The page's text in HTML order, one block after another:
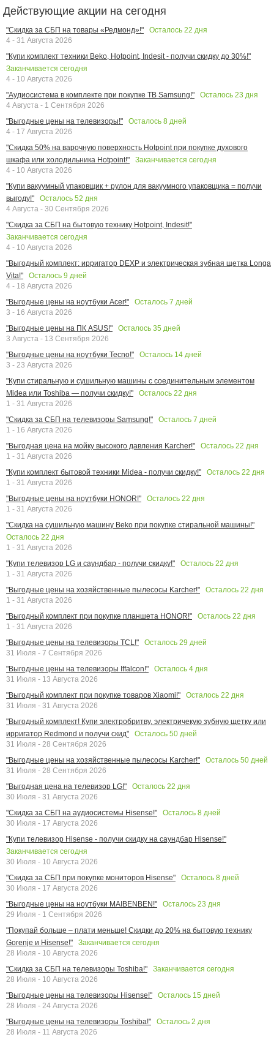
Действующие акции на сегодня
"Скидка за СБП на товары «Редмонд»!" Осталось 22 дня
4 - 31 Августа 2026
"Купи комплект техники Beko, Hotpoint, Indesit - получи скидку до 30%!"
Заканчивается сегодня
4 - 10 Августа 2026
"Аудиосистема в комплекте при покупке ТВ Samsung!"
Осталось 23 дня
4 Августа - 1 Сентября 2026
"Выгодные цены на телевизоры!"
Осталось 8 дней
4 - 17 Августа 2026
"Скидка 50% на варочную поверхность Hotpoint при покупке духового
шкафа или холодильника Hotpoint!"
Заканчивается сегодня
4 - 10 Августа 2026
"Купи вакуумный упаковщик + рулон для вакуумного упаковщика = получи
выгоду!"
Осталось 52 дня
4 Августа - 30 Сентября 2026
"Скидка за СБП на бытовую технику Hotpoint, Indesit!"
Заканчивается сегодня
4 - 10 Августа 2026
"Выгодный комплект: ирригатор DEXP и электрическая зубная щетка Longa
Vita!"
Осталось 9 дней
4 - 18 Августа 2026
"Выгодные цены на ноутбуки Acer!"
Осталось 7 дней
3 - 16 Августа 2026
"Выгодные цены на ПК ASUS!"
Осталось 35 дней
3 Августа - 13 Сентября 2026
"Выгодные цены на ноутбуки Tecno!"
Осталось 14 дней
3 - 23 Августа 2026
"Купи стиральную и сушильную машины с соединительным элементом
Midea или Toshiba — получи скидку!"
Осталось 22 дня
1 - 31 Августа 2026
"Скидка за СБП на телевизоры Samsung!"
Осталось 7 дней
1 - 16 Августа 2026
"Выгодная цена на мойку высокого давления Karcher!"
Осталось 22 дня
1 - 31 Августа 2026
"Купи комплект бытовой техники Midea - получи скидку!"
Осталось 22 дня
1 - 31 Августа 2026
"Выгодные цены на ноутбуки HONOR!"
Осталось 22 дня
1 - 31 Августа 2026
"Скидка на сушильную машину Beko при покупке стиральной машины!"
Осталось 22 дня
1 - 31 Августа 2026
"Купи телевизор LG и саундбар - получи скидку!"
Осталось 22 дня
1 - 31 Августа 2026
"Выгодные цены на хозяйственные пылесосы Karcher!"
Осталось 22 дня
1 - 31 Августа 2026
"Выгодный комплект при покупке планшета HONOR!"
Осталось 22 дня
1 - 31 Августа 2026
"Выгодные цены на телевизоры TCL!"
Осталось 29 дней
31 Июля - 7 Сентября 2026
"Выгодные цены на телевизоры Iffalcon!"
Осталось 4 дня
31 Июля - 13 Августа 2026
"Выгодный комплект при покупке товаров Xiaomi!"
Осталось 22 дня
31 Июля - 31 Августа 2026
"Выгодный комплект! Купи электробритву, электричекую зубную щетку или
ирригатор Redmond и получи скид"
Осталось 50 дней
31 Июля - 28 Сентября 2026
"Выгодные цены на хозяйственные пылесосы Karcher!"
Осталось 50 дней
31 Июля - 28 Сентября 2026
"Выгодная цена на телевизор LG!"
Осталось 22 дня
30 Июля - 31 Августа 2026
"Скидка за СБП на аудиосистемы Hisense!"
Осталось 8 дней
30 Июля - 17 Августа 2026
"Купи телевизор Hisense - получи скидку на саундбар Hisense!"
Заканчивается сегодня
30 Июля - 10 Августа 2026
"Скидка за СБП при покупке мониторов Hisense"
Осталось 8 дней
30 Июля - 17 Августа 2026
"Выгодные цены на ноутбуки MAIBENBEN!"
Осталось 23 дня
29 Июля - 1 Сентября 2026
"Покупай больше – плати меньше! Скидки до 20% на бытовую технику
Gorenje и Hisense!"
Заканчивается сегодня
28 Июля - 10 Августа 2026
"Скидка за СБП на телевизоры Toshiba!"
Заканчивается сегодня
28 Июля - 10 Августа 2026
"Выгодные цены на телевизоры Hisense!"
Осталось 15 дней
28 Июля - 24 Августа 2026
"Выгодные цены на телевизоры Toshiba!"
Осталось 2 дня
28 Июля - 11 Августа 2026